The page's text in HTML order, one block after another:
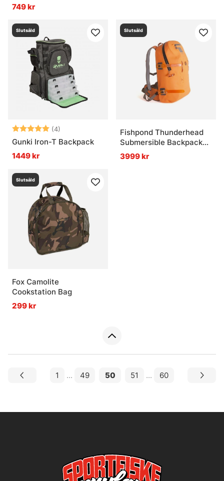
Yellow & Green
749 kr
Slutsåld
Betyg: (4)
5.0 utav 5 stjärnor
Gunki Iron-T Backpack
1449 kr
Slutsåld
Fishpond Thunderhead
Submersible Backpack
Cutthroat Orange
3999 kr
Slutsåld
Fox Camolite
Cookstation Bag
299 kr
1 ... 49 50 51 ... 60